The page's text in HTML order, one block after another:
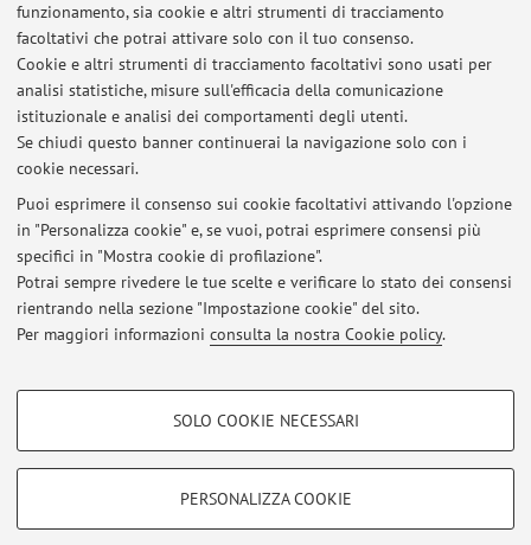
funzionamento, sia cookie e altri strumenti di tracciamento
facoltativi che potrai attivare solo con il tuo consenso.
Cookie e altri strumenti di tracciamento facoltativi sono usati per
analisi statistiche, misure sull'efficacia della comunicazione
istituzionale e analisi dei comportamenti degli utenti.
Se chiudi questo banner continuerai la navigazione solo con i
cookie necessari.
Puoi esprimere il consenso sui cookie facoltativi attivando l'opzione
in "Personalizza cookie" e, se vuoi, potrai esprimere consensi più
specifici in "Mostra cookie di profilazione".
Potrai sempre rivedere le tue scelte e verificare lo stato dei consensi
rientrando nella sezione "Impostazione cookie" del sito.
Per maggiori informazioni consulta la nostra Cookie policy.
COOKIE DI PROFILAZIONE - FACOLTATIVI
SOLO COOKIE NECESSARI
PERSONALIZZA COOKIE
Orario di ricevimento
Maria Nadia Postorino receives by appointment to be
requested by e-mail.
Ultimi avvisi
Al momento non sono presenti avvisi.
Area riservata
Accedi tramiteloginper gestire tutti i contenuti del sito.